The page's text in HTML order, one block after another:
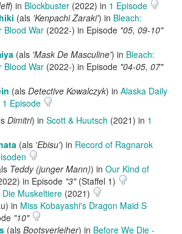
) in Blockbuster (2022) in 1 Episode
(als 'Kenpachi Zaraki') in Bleach:
Blood War (2022-) in Episode "05, 09-10"
(als 'Mask De Masculine') in Bleach:
Blood War (2022-) in Episode "04-05, 07"
(als Detective Kowalczyk) in Alaska Daily
1 Episode
Dimitri) in Scott & Huutsch (2021) in 1
(als 'Ebisu') in Record of Ragnarok
Teddy (junger Mann)) in Our Kind of
in Episode "3"(Staffel 1)
Die Muskeltiere (2021)
in Miss Kobayashi's Dragon Maid S
"10"
(als Bootsverleiher) in Before We Die -